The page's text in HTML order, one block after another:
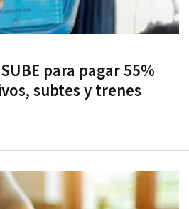
para pagar 55%
subtes y trenes